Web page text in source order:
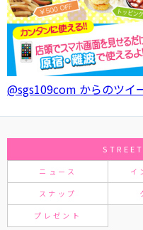
@sgs109com からのツイ
ニュース イ
スナップ
プレゼント